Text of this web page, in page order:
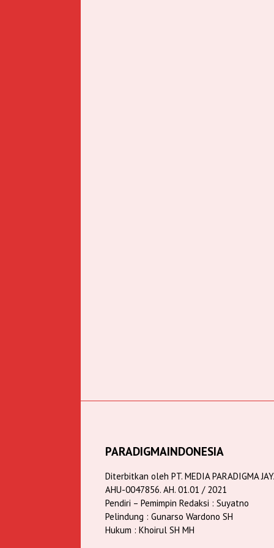
PARADIGMAINDONESIA
Diterbitkan oleh PT. MEDIA PARADIGMA
AHU-0047856. AH. 01.01 / 2021
Pendiri – Pemimpin Redaksi : Suyatno
Pelindung : Gunarso Wardono SH
Hukum : Khoirul SH MH